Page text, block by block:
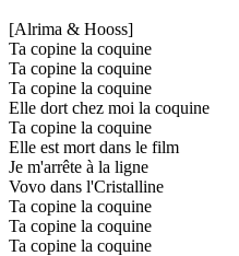
[Alrima & Hooss]
Ta copine la coquine
Ta copine la coquine
Ta copine la coquine
Elle dort chez moi la coquine
Ta copine la coquine
Elle est mort dans le film
Je m'arrête à la ligne
Vovo dans l'Cristalline
Ta copine la coquine
Ta copine la coquine
Ta copine la coquine